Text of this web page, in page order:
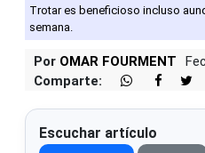
Trotar es beneficioso incluso
semana.
Por OMAR FOURMENT
Comparte:
Escuchar artículo